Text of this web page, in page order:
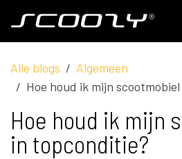
Alle blogs
Algemeen
Hoe houd ik mijn
Hoe houd ik mijn
in topconditie?